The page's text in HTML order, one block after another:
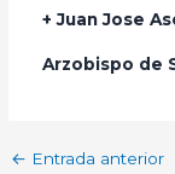
+ Juan Jose
Arzobispo de
← Entrada anterior